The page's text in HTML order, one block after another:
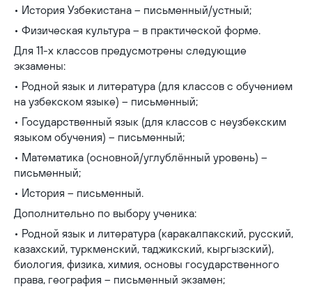
• История Узбекистана – письменный/устный;
• Физическая культура – в практической форме.
Для 11-х классов предусмотрены следующие
экзамены:
• Родной язык и литература (для классов с обучением
на узбекском языке) – письменный;
• Государственный язык (для классов с неузбекским
языком обучения) – письменный;
• Математика (основной/углублённый уровень) –
письменный;
• История – письменный.
Дополнительно по выбору ученика:
• Родной язык и литература (каракалпакский, русский,
казахский, туркменский, таджикский, кыргызский),
биология, физика, химия, основы государственного
права, география – письменный экзамен;